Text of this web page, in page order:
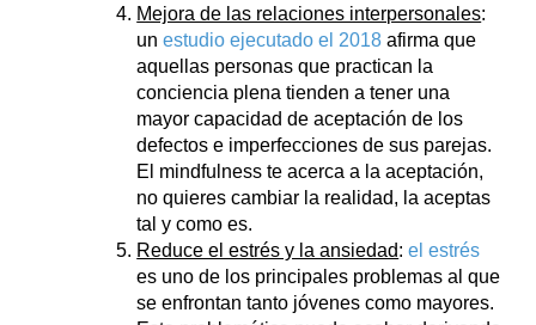
Mejora de las relaciones interpersonales:
unestudio ejecutado el 2018 afirma que
aquellas personas que practican la
conciencia plena tienden a tener una
mayor capacidad de aceptación de los
defectos e imperfecciones de sus parejas.
El mindfulness te acerca a la aceptación,
no quieres cambiar la realidad, la aceptas
tal y como es.
Reduce el estrés y la ansiedad:el estrés
es uno de los principales problemas al que
se enfrontan tanto jóvenes como mayores.